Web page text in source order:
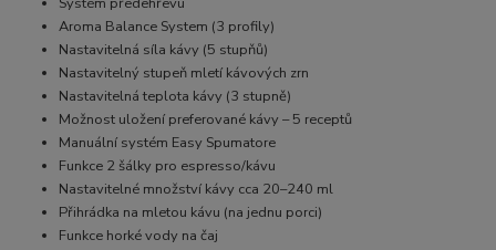
Aroma Balance System (3 profily)
Nastavitelná síla kávy (5 stupňů)
Nastavitelný stupeň mletí kávových zrn
Nastavitelná teplota kávy (3 stupně)
Možnost uložení preferované kávy – 5 receptů
Manuální systém Easy Spumatore
Funkce 2 šálky pro espresso/kávu
Nastavitelné množství kávy cca 20–240 ml
Přihrádka na mletou kávu (na jednu porci)
Funkce horké vody na čaj